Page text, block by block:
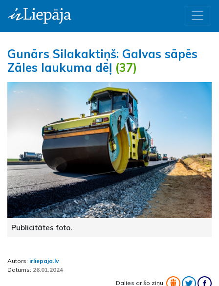
Gunārs Silakaktiņš: Galvas sāpēs
Zāles laukuma dēļ (37)
Publicitātes foto.
Autors: irliepaja.lv
Datums: 26.01.2024
Dalies ar šo ziņu: